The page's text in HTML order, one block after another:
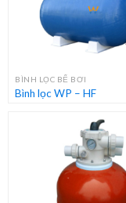
BÌNH LỌC BỂ BƠI
Bình lọc WP – HF